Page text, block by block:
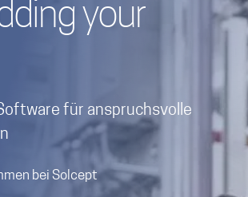
your
für anspruchsvolle
bei Solcept